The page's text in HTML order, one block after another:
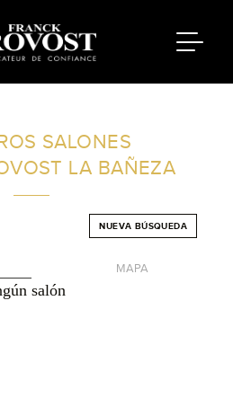
SALONES
LA BAÑEZA
NUEVA BÚSQUEDA
MAPA
salón